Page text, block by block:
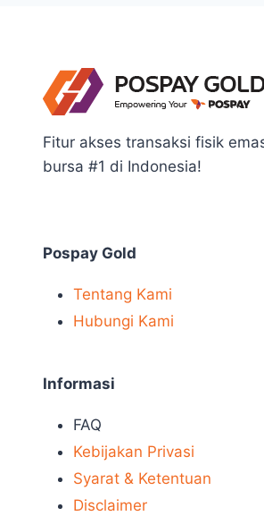
Fitur akses transaksi fisik
bursa #1 di Indonesia!
Pospay Gold
Tentang Kami
Hubungi Kami
Informasi
FAQ
Kebijakan Privasi
Syarat & Ketentuan
Disclaimer